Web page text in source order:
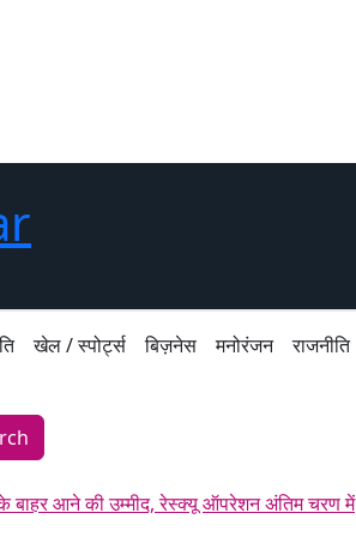
खेल / स्पोर्ट्स बिज़नेस मनोरंजन राजनीति
बाहर आने की उम्मीद, रेस्क्यू ऑपरेशन अंतिम चरण में